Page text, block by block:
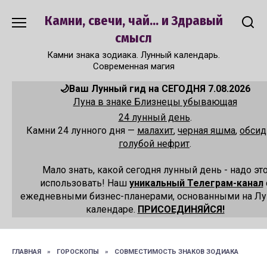
Камни, свечи, чай... и Здравый
смысл
Камни знака зодиака. Лунный календарь.
Современная магия
🌙Ваш Лунный гид на СЕГОДНЯ 7.08.2026
Луна в знаке Близнецы убывающая
24 лунный день.
Камни 24 лунного дня — малахит, черная яшма,
голубой нефрит.
Мало знать, какой сегодня лунный день - надо
использовать! Наш уникальный Телеграм-канал
ежедневными бизнес-планерами, основанными на
календаре. ПРИСОЕДИНЯЙСЯ!
ГЛАВНАЯ » ГОРОСКОПЫ » СОВМЕСТИМОСТЬ ЗНАКОВ ЗОДИАКА